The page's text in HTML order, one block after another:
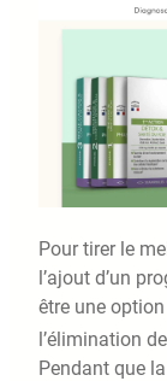
Pour tirer le
l’ajout d’un
être une
l’élimination
Pendant que